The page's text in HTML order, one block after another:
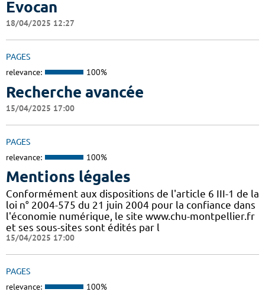
Evocan
18/04/2025 12:27
PAGES
relevance: 100%
Recherche avancée
15/04/2025 17:00
PAGES
relevance: 100%
Mentions légales
Conformément aux dispositions de l'article 6 III-1 de la
loi n° 2004-575 du 21 juin 2004 pour la confiance dans
l'économie numérique, le site www.chu-montpellier.fr
et ses sous-sites sont édités par l
15/04/2025 17:00
PAGES
relevance: 100%